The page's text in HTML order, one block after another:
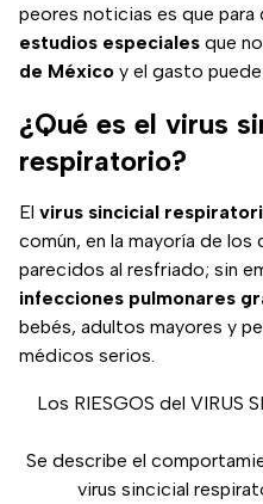
peores noticias es que
estudios especiales que
de México y el gasto
¿Qué es el virus
respiratorio?
El virus sincicial
común, en la mayoría de los
parecidos al resfriado; sin
infecciones pulmonares
bebés, adultos mayores y
médicos serios.
Los RIESGOS del VIRUS
Se describe el
virus sincicial